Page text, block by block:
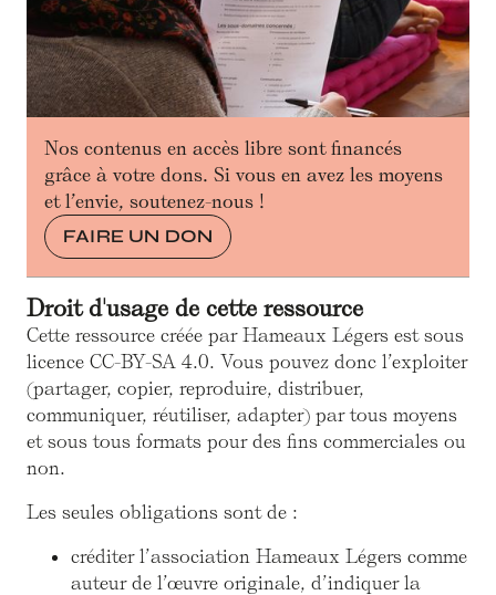
Nos contenus en accès libre sont financés
grâce à votre dons. Si vous en avez les moyens
et l’envie, soutenez-nous !
FAIRE UN DON
Droit d'usage de cette ressource
Cette ressource créée par Hameaux Légers est sous
licence CC-BY-SA 4.0. Vous pouvez donc l’exploiter
(partager, copier, reproduire, distribuer,
communiquer, réutiliser, adapter) par tous moyens
et sous tous formats pour des fins commerciales ou
non.
Les seules obligations sont de :
créditer l’association Hameaux Légers comme
auteur de l’œuvre originale, d’indiquer la